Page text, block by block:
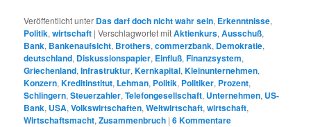
Veröffentlicht unter Das darf doch nicht wahr sein, Erkenntnisse,
Politik,wirtschaft |Verschlagwortet mitAktienkurs,Ausschuß,
Bank, Bankenaufsicht, Brothers,commerzbank, Demokratie,
deutschland, Diskussionspapier, Einfluß,Finanzsystem,
Griechenland,Infrastruktur,Kernkapital,Kleinunternehmen,
Konzern,Kreditinstitut, Lehman, Politik, Politiker, Prozent,
Schlingern,Steuerzahler,Telefongesellschaft, Unternehmen, US-
Bank, USA,Volkswirtschaften,Weltwirtschaft,wirtschaft,
Wirtschaftsmacht,Zusammenbruch |6Kommentare